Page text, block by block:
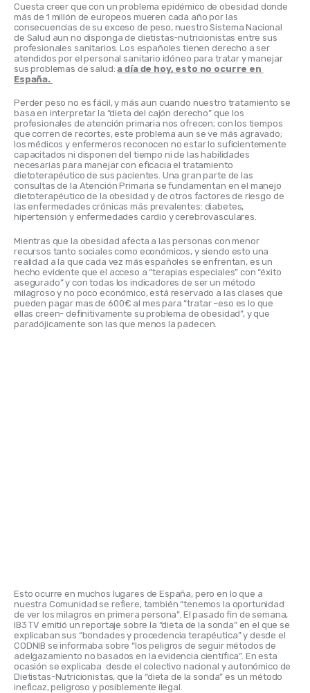
Cuesta creer que con un problema epidémico de obesidad donde
más de 1 millón de europeos mueren cada año por las
consecuencias de su exceso de peso, nuestro Sistema Nacional
de Salud aun no disponga de dietistas-nutricionistas entre sus
profesionales sanitarios. Los españoles tienen derecho a ser
atendidos por el personal sanitario idóneo para tratar y manejar
sus problemas de salud: a día de hoy, esto no ocurre en
España.
Perder peso no es fácil, y más aun cuando nuestro tratamiento se
basa en interpretar la “dieta del cajón derecho” que los
profesionales de atención primaria nos ofrecen; con los tiempos
que corren de recortes, este problema aun se ve más agravado;
los médicos y enfermeros reconocen no estar lo suficientemente
capacitados ni disponen del tiempo ni de las habilidades
necesarias para manejar con eficacia el tratamiento
dietoterapéutico de sus pacientes. Una gran parte de las
consultas de la Atención Primaria se fundamentan en el manejo
dietoterapéutico de la obesidad y de otros factores de riesgo de
las enfermedades crónicas más prevalentes: diabetes,
hipertensión y enfermedades cardio y cerebrovasculares.
Mientras que la obesidad afecta a las personas con menor
recursos tanto sociales como económicos, y siendo esto una
realidad a la que cada vez más españoles se enfrentan, es un
hecho evidente que el acceso a “terapias especiales” con “éxito
asegurado” y con todas los indicadores de ser un método
milagroso y no poco económico, está reservado a las clases que
pueden pagar mas de 600€ al mes para “tratar –eso es lo que
ellas creen- definitivamente su problema de obesidad”, y que
paradójicamente son las que menos la padecen.
Esto ocurre en muchos lugares de España, pero en lo que a
nuestra Comunidad se refiere, también “tenemos la oportunidad
de ver los milagros en primera persona”. El pasado fin de semana,
IB3 TV emitió un reportaje sobre la “dieta de la sonda” en el que se
explicaban sus “bondades y procedencia terapéutica” y desde el
CODNIB se informaba sobre “los peligros de seguir métodos de
adelgazamiento no basados en la evidencia científica”. En esta
ocasión se explicaba  desde el colectivo nacional y autonómico de
Dietistas-Nutricionistas, que la “dieta de la sonda” es un método
ineficaz, peligroso y posiblemente ilegal.